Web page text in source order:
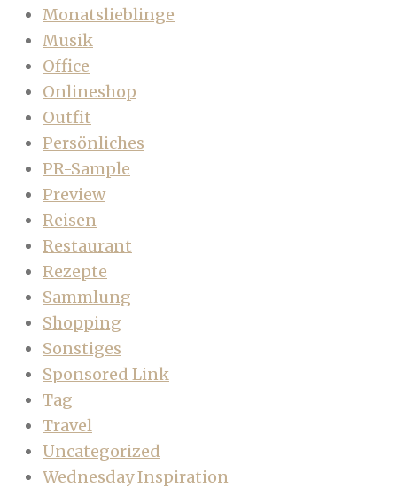
Monatslieblinge
Musik
Office
Onlineshop
Outfit
Persönliches
PR-Sample
Preview
Reisen
Restaurant
Rezepte
Sammlung
Shopping
Sonstiges
Sponsored Link
Tag
Travel
Uncategorized
Wednesday Inspiration